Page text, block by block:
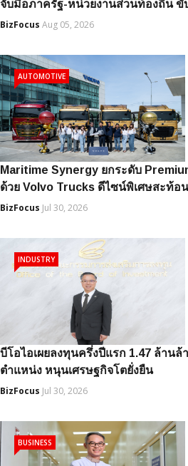
จับมือภาครัฐ-หน่วยงานส่วนท้องถิ่น ขั
BizFocus Aug 05, 2026
Maritime Synergy ยกระดับ
ด้วย Volvo Trucks ดีไซน์พิเศษสะท้
BizFocus Jul 30, 2026
AUTOMOTIVE
บีโอไอเผยลงทุนครึ่งปีแรก 1.47 ล้าน
ตำแหน่ง หนุนเศรษฐกิจโตยั่งยืน
BizFocus Jul 30, 2026
INDUSTRY
BUSINESS